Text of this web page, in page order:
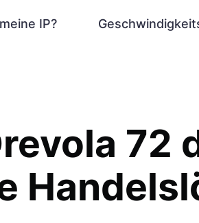
IP?
72